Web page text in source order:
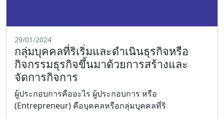
29/01/2024
กลุ่มบุคคลที่ริเริ่มและดำเนินธุรกิจหรือ
กิจกรรมธุรกิจขึ้นมาด้วยการสร้างและ
จัดการกิจการ
ผู้ประกอบการคืออะไร ผู้ประกอบการ หรือ
(Entrepreneur) คือบุคคลหรือกลุ่มบุคคลที่ริ